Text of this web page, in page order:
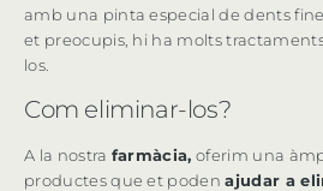
amb una pinta especial de dents
et preocupis, hi ha molts
los.
Com eliminar-los?
A la nostra farmàcia, oferim una
productes que et podenajudar a